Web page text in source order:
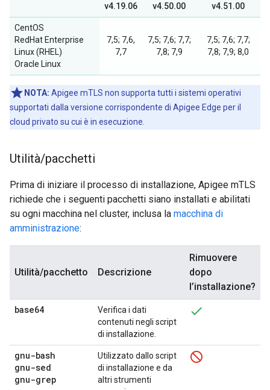
v4.19.06 v4.50.00 v4.51.00
CentOS
RedHat Enterprise
Linux (RHEL)
Oracle Linux
7,5; 7,6,
7,7
7,5; 7,6; 7,7;
7,8; 7,9
7,5; 7,6; 7,7;
7,8; 7,9; 8,0
NOTA: Apigee mTLS non supporta tutti i sistemi operativi
supportati dalla versione corrispondente di Apigee Edge per il
cloud privato su cui è in esecuzione.
Utilità/pacchetti
Prima di iniziare il processo di installazione, Apigee mTLS
richiede che i seguenti pacchetti siano installati e abilitati
su ogni macchina nel cluster, inclusa la macchina di
amministrazione:
Utilità/pacchetto Descrizione
Rimuovere
dopo
l’installazione?
base64
Verifica i dati
contenuti negli script
di installazione.
gnu-bash
gnu-sed
gnu-grep
Utilizzato dallo script
di installazione e da
altri strumenti